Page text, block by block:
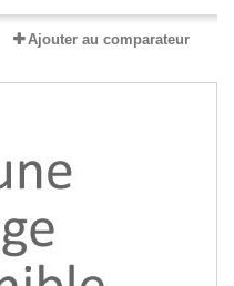
Ajouter au comparateur